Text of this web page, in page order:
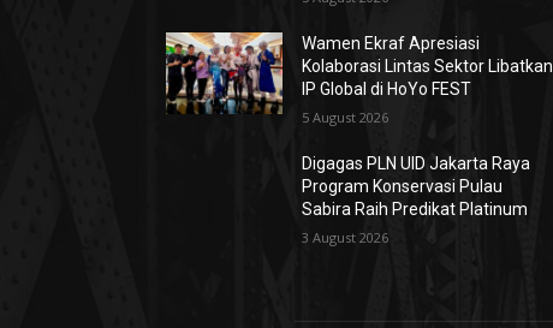
Wamen Ekraf Apresiasi
Kolaborasi Lintas Sektor Libatkan
IP Global di HoYo FEST
5 August 2026
Digagas PLN UID Jakarta Raya
Program Konservasi Pulau
Sabira Raih Predikat Platinum
3 August 2026